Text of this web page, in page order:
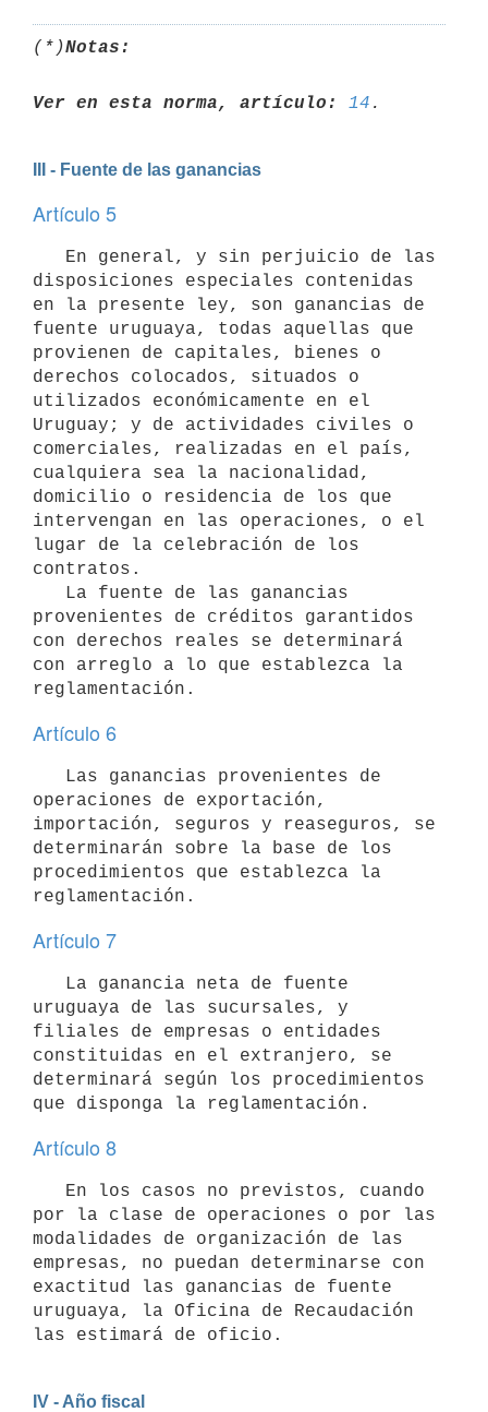
(*)Notas:
Ver en esta norma, artículo: 14
III - Fuente de las ganancias
Artículo 5
disposiciones especiales contenidas
en la presente ley, son ganancias de
fuente uruguaya, todas aquellas que
provienen de capitales, bienes o
derechos colocados, situados o
utilizados económicamente en el
Uruguay; y de actividades civiles o
comerciales, realizadas en el país,
cualquiera sea la nacionalidad,
domicilio o residencia de los que
intervengan en las operaciones, o el
lugar de la celebración de los
contratos.
provenientes de créditos garantidos
con derechos reales se determinará
con arreglo a lo que establezca la
Artículo 6
operaciones de exportación,
importación, seguros y reaseguros, se
determinarán sobre la base de los
procedimientos que establezca la
Artículo 7
uruguaya de las sucursales, y
filiales de empresas o entidades
constituidas en el extranjero, se
determinará según los procedimientos
Artículo 8
por la clase de operaciones o por las
modalidades de organización de las
empresas, no puedan determinarse con
exactitud las ganancias de fuente
uruguaya, la Oficina de Recaudación
las estimará de oficio.
IV - Año fiscal